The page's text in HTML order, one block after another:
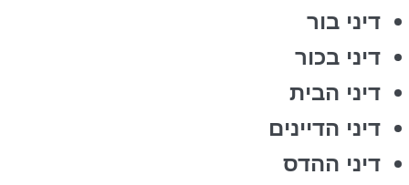
דיני בור
דיני בכור
דיני הבית
דיני הדיינים
דיני ההדס